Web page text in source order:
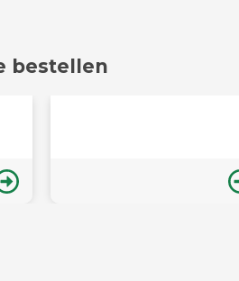
bestellen